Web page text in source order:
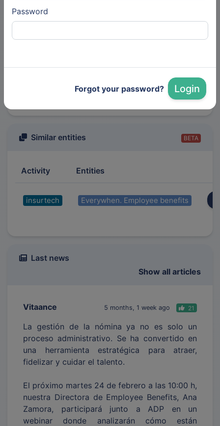
Password
Forgot your password? Login
AXA
Other
16 Mar 2023
Similar entities BETA
Activity Entities
insurtech Everywhen. Employee benefits
Last news
Show all articles
Vitaance 5 months, 1 week ago 21
La gestión de la nómina ya no es solo un
proceso administrativo. Se ha convertido en
una herramienta estratégica para atraer,
fidelizar y cuidar el talento.
El próximo martes 24 de febrero a las 10:00 h,
nuestra Directora de Employee Benefits, Ana
Zamora, participará junto a ADP en un
webinar donde analizarán cómo están